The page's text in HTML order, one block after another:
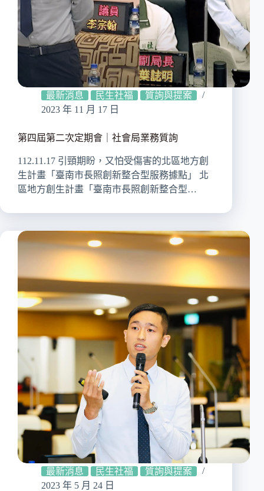
最新消息 民生社福
質詢與提案
2023 年 11 月 17 日
第四屆第二次定期會｜社會局業務質詢
112.11.17 引頸期盼，又怕受傷害的北區地方創
生計畫「臺南市長照創新整合型服務據點」 北
區地方創生計畫「臺南市長照創新整合型…
最新消息 民生社福
質詢與提案
2023 年 5 月 24 日